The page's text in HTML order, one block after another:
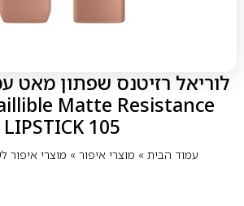
Matte Resistance
LIPSTICK 105
עמוד הבית» מוצרי איפור» מוצרי איפור